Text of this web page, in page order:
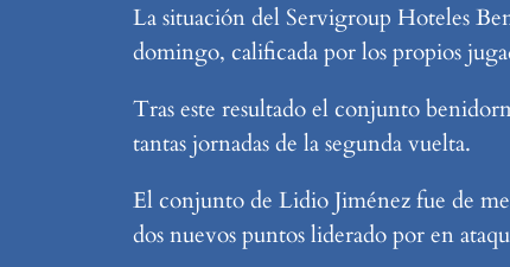
La situación del Servigroup Hoteles
domingo, calificada por los propios
Tras este resultado el conjunto
tantas jornadas de la segunda vuelta.
El conjunto de Lidio Jiménez fue de
dos nuevos puntos liderado por en